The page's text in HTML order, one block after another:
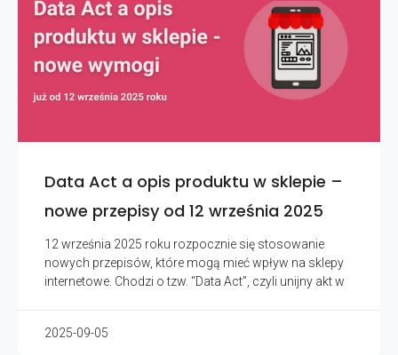
Data Act a opis produktu w sklepie –
nowe przepisy od 12 września 2025
12 września 2025 roku rozpocznie się stosowanie
nowych przepisów, które mogą mieć wpływ na sklepy
internetowe. Chodzi o tzw. “Data Act”, czyli unijny akt w
2025-09-05